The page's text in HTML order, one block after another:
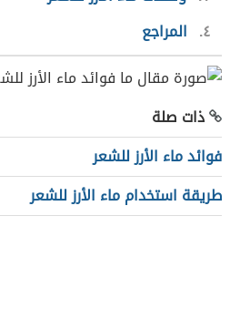
٤
المراجع
ذات صلة
فوائد ماء الأرز للشعر
طريقة استخدام ماء الأرز للشعر